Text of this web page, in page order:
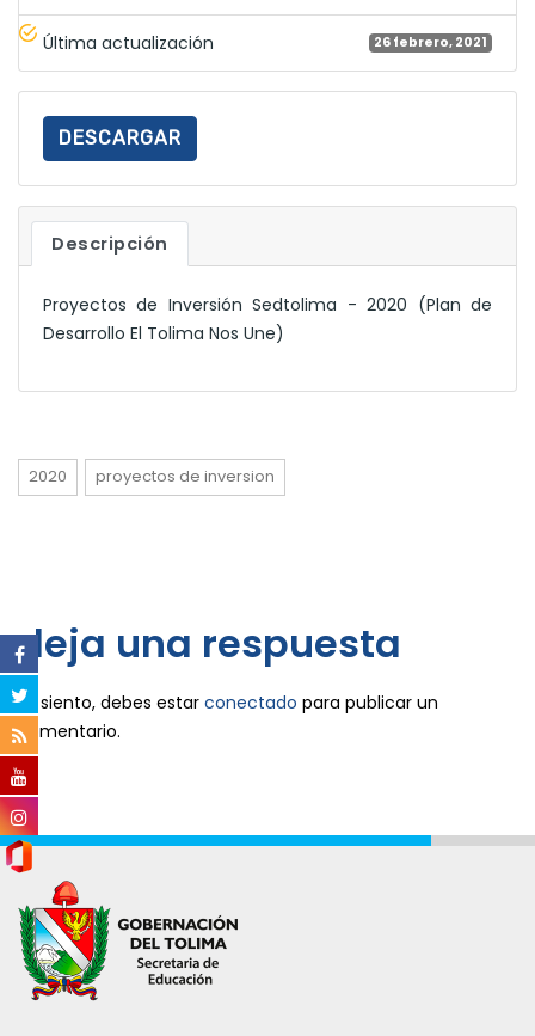
Última actualización 26 febrero, 2021
DESCARGAR
Descripción
Proyectos de Inversión Sedtolima - 2020 (Plan de
Desarrollo El Tolima Nos Une)
2020 proyectos de inversion
deja una respuesta
Lo siento, debes estar conectado para publicar un
comentario.